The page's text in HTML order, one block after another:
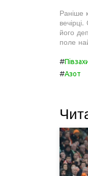
Раніше
його
поле
#
#Азот